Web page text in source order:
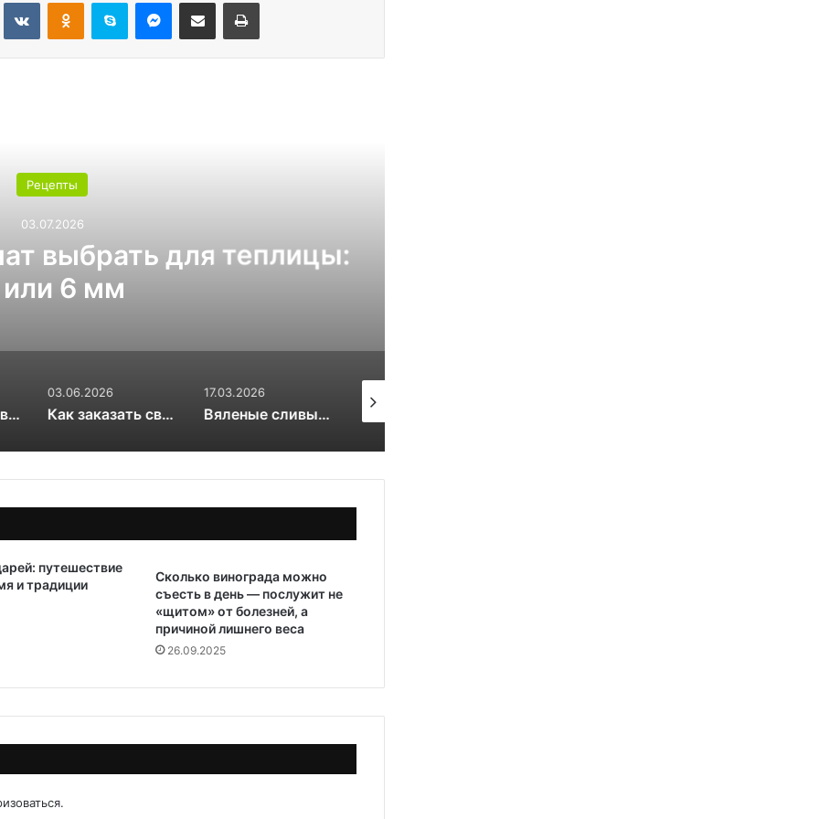
Рецепты
03.07.2026
выбрать для теплицы:
6 мм
OSINT и цифровой след RuDossier Telegram
03.06.2026
Как заказать свежие суши и роллы в Чайковском за 30 минут и почему это стоит попробовать попробовать
17.03.2026
Вяленые сливы — солнечная алхимия вкуса
путешествие
и традиции
Сколько винограда можно
съесть в день — послужит не
«щитом» от болезней, а
причиной лишнего веса
26.09.2025
.